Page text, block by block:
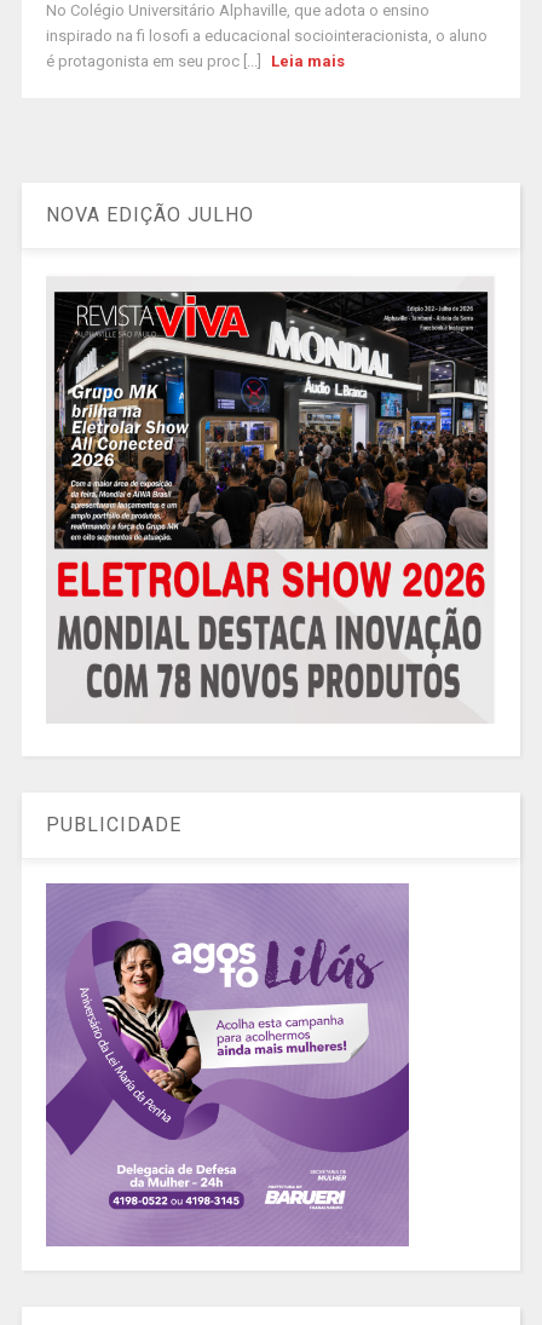
No Colégio Universitário Alphaville, que adota o ensino
inspirado na fi losofi a educacional sociointeracionista, o aluno
é protagonista em seu proc [...]
Leia mais
NOVA EDIÇÃO JULHO
PUBLICIDADE